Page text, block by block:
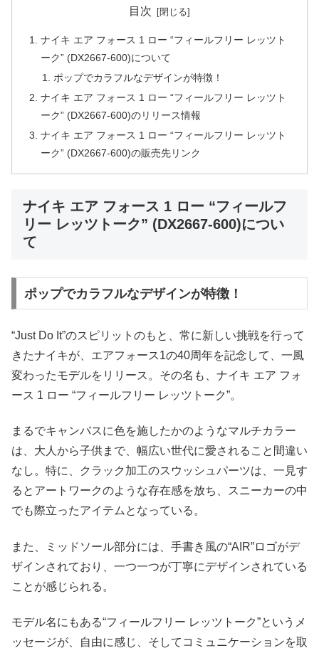
目次
ナイキ エア フォース 1 ロー “フィールフリー レッツト
ーク” (DX2667-600)について
ポップでカラフルなデザインが特徴！
ナイキ エア フォース 1 ロー “フィールフリー レッツト
ーク” (DX2667-600)のリリース情報
ナイキ エア フォース 1 ロー “フィールフリー レッツト
ーク” (DX2667-600)の販売先リンク
ナイキ エア フォース 1 ロー “フィールフ
リー レッツトーク” (DX2667-600)につい
て
ポップでカラフルなデザインが特徴！
“Just Do It”のスピリットのもと、常に新しい挑戦を行って
きたナイキが、エアフォース1の40周年を記念して、一風
変わったモデルをリリース。その名も、ナイキ エア フォ
ース 1 ロー “フィールフリー レッツトーク”。
まるでキャンバスに色を施したかのようなマルチカラー
は、大人から子供まで、幅広い世代に愛されること間違い
なし。特に、クラック加工のスウッシュパーツは、一見す
るとアートワークのような存在感を放ち、スニーカーの中
でも際立ったアイテムとなっている。
また、ミッドソール部分には、手書き風の“AIR”ロゴがデ
ザインされており、一つ一つが丁寧にデザインされている
ことが感じられる。
モデル名にもある“フィールフリー レッツトーク”というメ
ッセージが、自由に感じ、そしてコミュニケーションを取